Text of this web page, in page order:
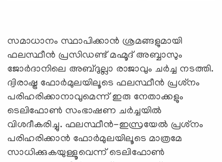
സമാധാനം സ്ഥാപിക്കാന്‍ ശ്രമങ്ങളുമായി
ഫലസ്ഥീന്‍ പ്രസിഡണ്ട് മഹ്മൂദ് അബ്ബാസും
ജോര്‍ദാനിലെ അബ്ദുല്ലാ രാജാവും ചര്‍ച്ച നടത്തി.
ദ്വിരാഷ്ട്ര ഫോര്‍മുലയിലൂടെ ഫലസ്ഥീന്‍ പ്രശ്‌നം
പരിഹരിക്കാനാവുമെന്ന് ഇരു നേതാക്കളും
ടെലിഫോണ്‍ സംഭാഷണ ചര്‍ച്ചയില്‍
വിശദീകരിച്ചു. ഫലസ്ഥീന്‍-ഇസ്രയേല്‍ പ്രശ്‌നം
പരിഹരിക്കാന്‍ ഫോര്‍മുലയിലൂടെ മാത്രമേ
സാധിക്കുകയുള്ളൂവെന്ന് ടെലിഫോണ്‍